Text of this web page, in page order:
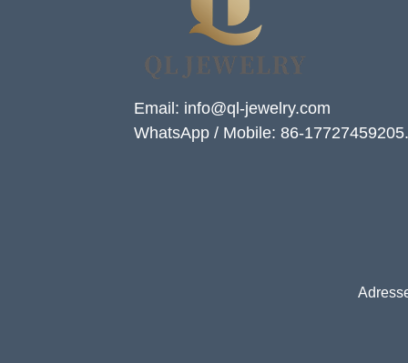
Email: info@ql-jewelry.com
WhatsApp / Mobile: 86-17727459205.